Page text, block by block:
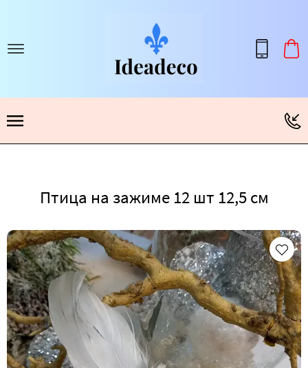
Птица на зажиме 12 шт 12,5 cм